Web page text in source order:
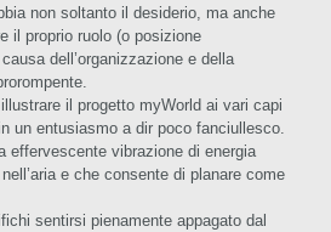
non soltanto il desiderio, ma anche
il proprio ruolo (o posizione
dell’organizzazione e della
il progetto myWorld ai vari capi
un entusiasmo a dir poco fanciullesco.
effervescente vibrazione di energia
e che consente di planare come
sentirsi pienamente appagato dal